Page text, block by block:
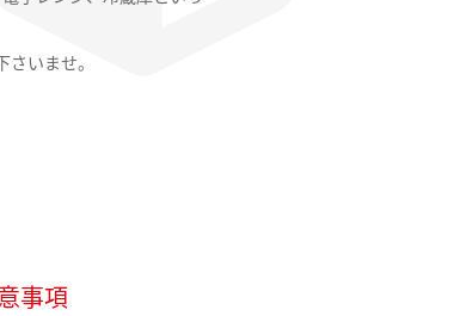
いませ。
事項